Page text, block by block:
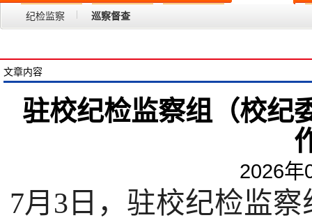
纪检监察 巡察督查
文章内容
驻校纪检监察组（校纪
2026
7月 3 日，驻校纪检监